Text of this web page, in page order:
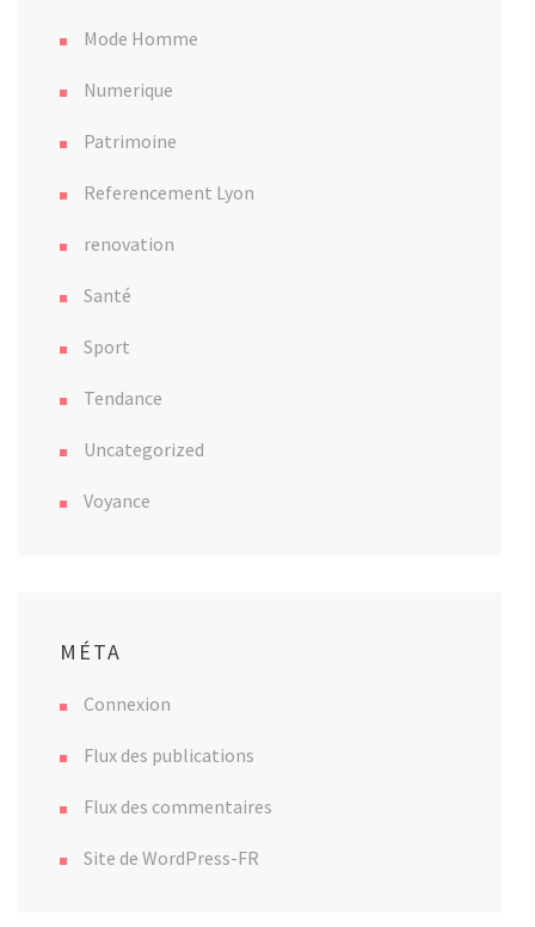
Mode Homme
Numerique
Patrimoine
Referencement Lyon
renovation
Santé
Sport
Tendance
Uncategorized
Voyance
MÉTA
Connexion
Flux des publications
Flux des commentaires
Site de WordPress-FR